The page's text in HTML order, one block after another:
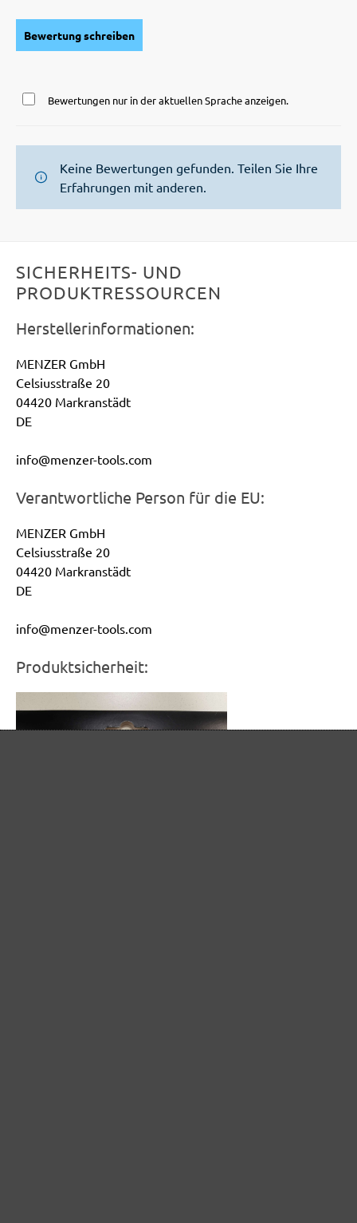
Bewertung schreiben
Bewertungen nur in der aktuellen Sprache anzeigen.
Keine Bewertungen gefunden. Teilen Sie Ihre
Erfahrungen mit anderen.
SICHERHEITS- UND
PRODUKTRESSOURCEN
Herstellerinformationen:
MENZER GmbH
Celsiusstraße 20
04420 Markranstädt
DE
info@menzer-tools.com
Verantwortliche Person für die EU:
MENZER GmbH
Celsiusstraße 20
04420 Markranstädt
DE
info@menzer-tools.com
Produktsicherheit: